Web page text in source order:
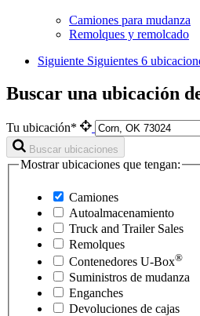
Camiones para mudanza
Remolques y remolcado
Siguiente Siguientes 6
Buscar una ubicación
Tu ubicación*
Buscar ubicaciones
Mostrar ubicaciones que tengan:
Camiones
Autoalmacenamiento
Truck and Trailer Sales
Remolques
Contenedores U-Box®
Suministros de mudanza
Enganches
Devoluciones de cajas